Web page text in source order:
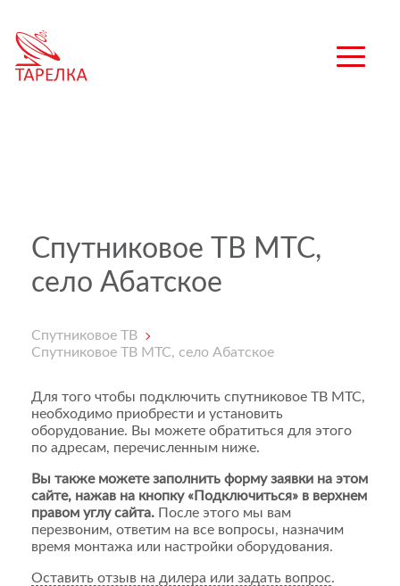
Спутниковое ТВ МТС,
село Абатское
Спутниковое ТВ
Спутниковое ТВ МТС, село Абатское
Для того чтобы подключить спутниковое ТВ МТС,
необходимо приобрести и установить
оборудование. Вы можете обратиться для этого
по адресам, перечисленным ниже.
Вы также можете заполнить форму заявки на этом
сайте, нажав на кнопку «Подключиться» в верхнем
правом углу сайта. После этого мы вам
перезвоним, ответим на все вопросы, назначим
время монтажа или настройки оборудования.
Оставить отзыв на дилера или задать вопрос.